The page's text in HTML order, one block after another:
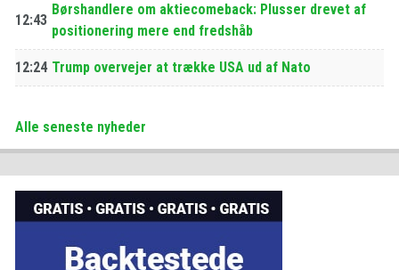
12:43
Børshandlere om aktiecomeback: Plusser drevet af
positionering mere end fredshåb
12:24 Trump overvejer at trække USA ud af Nato
Alle seneste nyheder